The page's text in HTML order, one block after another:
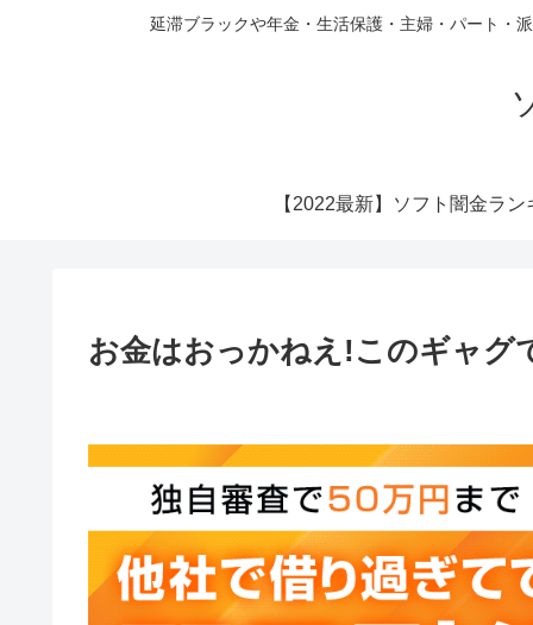
延滞ブラックや年金・生活保護・主婦・パート・
【2022最新】ソフト闇金ラン
お金はおっかねえ!このギャグ